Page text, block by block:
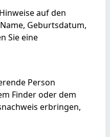
auf den
Geburtsdatum,
Sie eine
Person
Finder oder dem
erbringen,